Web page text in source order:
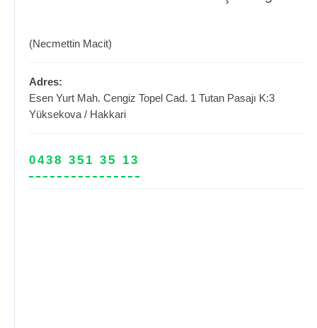
(Necmettin Macit)
Adres:
Esen Yurt Mah. Cengiz Topel Cad. 1 Tutan Pasajı K:3
Yüksekova / Hakkari
0438 351 35 13